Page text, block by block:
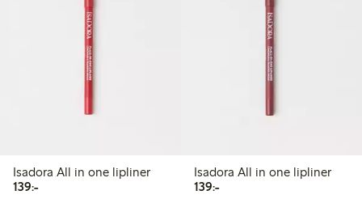
Isadora All in one lipliner
139:-139,00 kr
Isadora All in one lipliner
139:-139,00 kr